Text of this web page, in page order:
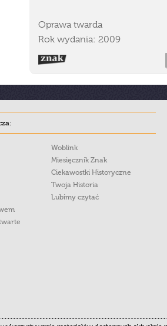
Oprawa twarda
Rok wydania: 2009
Woblink
Miesięcznik Znak
Ciekawostki Historyczne
Twoja Historia
Lubimy czytać